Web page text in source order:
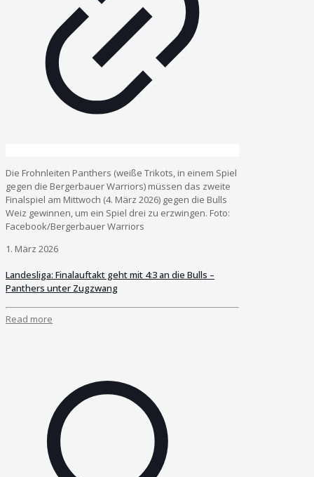
Die Frohnleiten Panthers (weiße Trikots, in einem Spiel
gegen die Bergerbauer Warriors) müssen das zweite
Finalspiel am Mittwoch (4. März 2026) gegen die Bulls
Weiz gewinnen, um ein Spiel drei zu erzwingen. Foto:
Facebook/Bergerbauer Warriors
1. März 2026
Landesliga: Finalauftakt geht mit 4:3 an die Bulls –
Panthers unter Zugzwang
Read more